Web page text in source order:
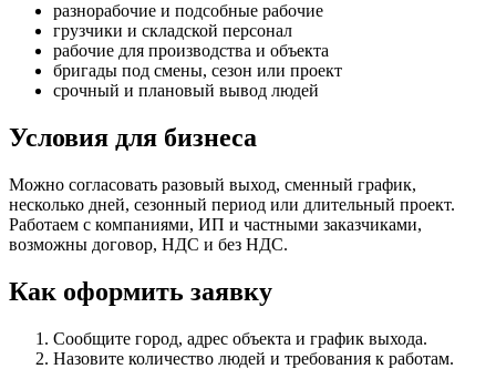
разнорабочие и подсобные рабочие
грузчики и складской персонал
рабочие для производства и объекта
бригады под смены, сезон или проект
срочный и плановый вывод людей
Условия для бизнеса
Можно согласовать разовый выход, сменный график,
несколько дней, сезонный период или длительный проект.
Работаем с компаниями, ИП и частными заказчиками,
возможны договор, НДС и без НДС.
Как оформить заявку
Сообщите город, адрес объекта и график выхода.
Назовите количество людей и требования к работам.